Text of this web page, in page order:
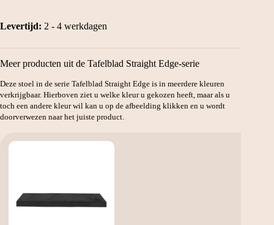
Levertijd: 2 - 4 werkdagen
Meer producten uit de Tafelblad Straight Edge-serie
Deze stoel in de serie Tafelblad Straight Edge is in meerdere kleuren
verkrijgbaar. Hierboven ziet u welke kleur u gekozen heeft, maar als u
toch een andere kleur wil kan u op de afbeelding klikken en u wordt
doorverwezen naar het juiste product.